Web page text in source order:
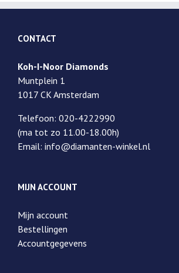
CONTACT
Koh-I-Noor Diamonds
Muntplein 1
1017 CK Amsterdam
Telefoon: 020-4222990
(ma tot zo 11.00-18.00h)
Email: info@diamanten-winkel.nl
MIJN ACCOUNT
Mijn account
Bestellingen
Accountgegevens